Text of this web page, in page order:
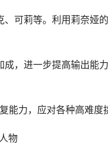
可莉等。利用莉奈娅
，进一步提高输出能
能力，应对各种高难度
物